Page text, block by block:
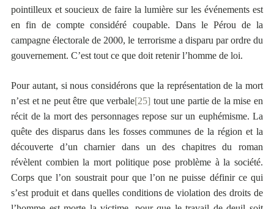
pointilleux et soucieux de faire la lumière sur les événements est
en fin de compte considéré coupable. Dans le Pérou de la
campagne électorale de 2000, le terrorisme a disparu par ordre du
gouvernement. C’est tout ce que doit retenir l’homme de loi.
Pour autant, si nous considérons que la représentation de la mort
n’est et ne peut être que verbale[25] tout une partie de la mise en
récit de la mort des personnages repose sur un euphémisme. La
quête des disparus dans les fosses communes de la région et la
découverte d’un charnier dans un des chapitres du roman
révèlent combien la mort politique pose problème à la société.
Corps que l’on soustrait pour que l’on ne puisse définir ce qui
s’est produit et dans quelles conditions de violation des droits de